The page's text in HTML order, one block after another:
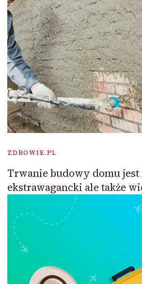
ZDROWIE.PL
Trwanie budowy domu
ekstrawagancki ale także